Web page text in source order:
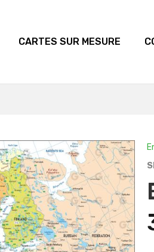
CARTES SUR MESURE